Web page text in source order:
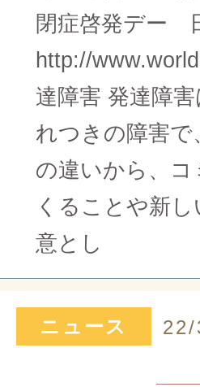
閉症啓発デー
http://
達障害 発達障
れつきの障害
の違いから、
くることや新
意とし
ニュース